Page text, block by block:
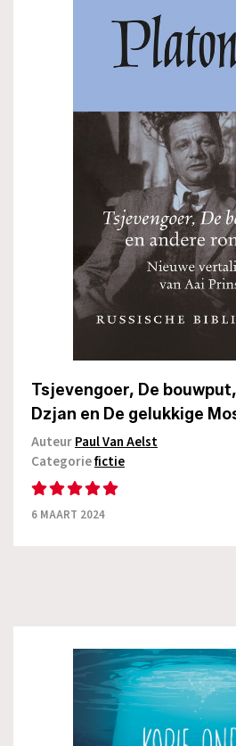
Tsjevengoer, De
Dzjan en De gelukkige
AuteurPaul Van Aelst
Categoriefictie
6 MAART 2024